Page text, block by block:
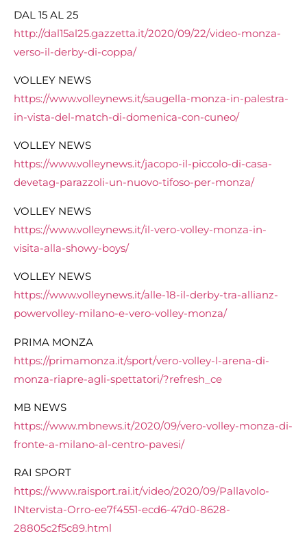
DAL 15 AL 25
http://dal15al25.gazzetta.it/2020/09/22/video-monza-
verso-il-derby-di-coppa/
VOLLEY NEWS
https://www.volleynews.it/saugella-monza-in-palestra-
in-vista-del-match-di-domenica-con-cuneo/
VOLLEY NEWS
https://www.volleynews.it/jacopo-il-piccolo-di-casa-
devetag-parazzoli-un-nuovo-tifoso-per-monza/
VOLLEY NEWS
https://www.volleynews.it/il-vero-volley-monza-in-
visita-alla-showy-boys/
VOLLEY NEWS
https://www.volleynews.it/alle-18-il-derby-tra-allianz-
powervolley-milano-e-vero-volley-monza/
PRIMA MONZA
https://primamonza.it/sport/vero-volley-l-arena-di-
monza-riapre-agli-spettatori/?refresh_ce
MB NEWS
https://www.mbnews.it/2020/09/vero-volley-monza-di-
fronte-a-milano-al-centro-pavesi/
RAI SPORT
https://www.raisport.rai.it/video/2020/09/Pallavolo-
INtervista-Orro-ee7f4551-ecd6-47d0-8628-
28805c2f5c89.html